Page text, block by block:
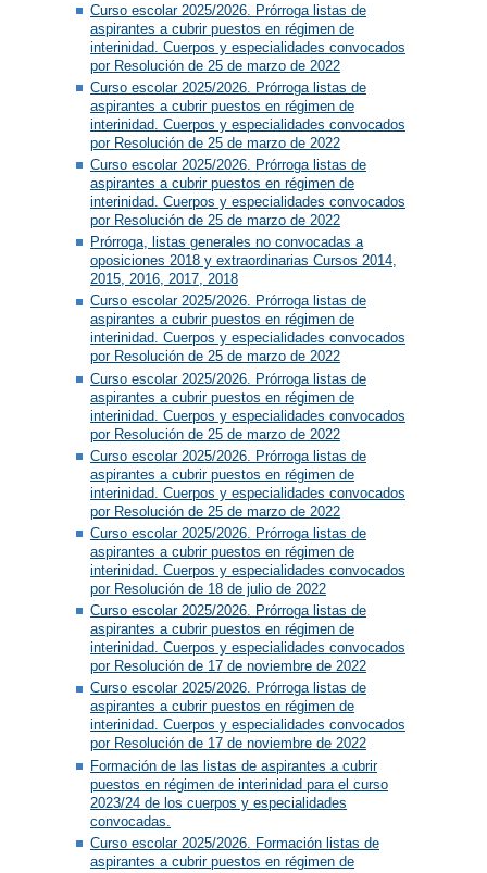
Curso escolar 2025/2026. Prórroga listas de
aspirantes a cubrir puestos en régimen de
interinidad. Cuerpos y especialidades convocados
por Resolución de 25 de marzo de 2022
Curso escolar 2025/2026. Prórroga listas de
aspirantes a cubrir puestos en régimen de
interinidad. Cuerpos y especialidades convocados
por Resolución de 25 de marzo de 2022
Curso escolar 2025/2026. Prórroga listas de
aspirantes a cubrir puestos en régimen de
interinidad. Cuerpos y especialidades convocados
por Resolución de 25 de marzo de 2022
Prórroga, listas generales no convocadas a
oposiciones 2018 y extraordinarias Cursos 2014,
2015, 2016, 2017, 2018
Curso escolar 2025/2026. Prórroga listas de
aspirantes a cubrir puestos en régimen de
interinidad. Cuerpos y especialidades convocados
por Resolución de 25 de marzo de 2022
Curso escolar 2025/2026. Prórroga listas de
aspirantes a cubrir puestos en régimen de
interinidad. Cuerpos y especialidades convocados
por Resolución de 25 de marzo de 2022
Curso escolar 2025/2026. Prórroga listas de
aspirantes a cubrir puestos en régimen de
interinidad. Cuerpos y especialidades convocados
por Resolución de 25 de marzo de 2022
Curso escolar 2025/2026. Prórroga listas de
aspirantes a cubrir puestos en régimen de
interinidad. Cuerpos y especialidades convocados
por Resolución de 18 de julio de 2022
Curso escolar 2025/2026. Prórroga listas de
aspirantes a cubrir puestos en régimen de
interinidad. Cuerpos y especialidades convocados
por Resolución de 17 de noviembre de 2022
Curso escolar 2025/2026. Prórroga listas de
aspirantes a cubrir puestos en régimen de
interinidad. Cuerpos y especialidades convocados
por Resolución de 17 de noviembre de 2022
Formación de las listas de aspirantes a cubrir
puestos en régimen de interinidad para el curso
2023/24 de los cuerpos y especialidades
convocadas.
Curso escolar 2025/2026. Formación listas de
aspirantes a cubrir puestos en régimen de